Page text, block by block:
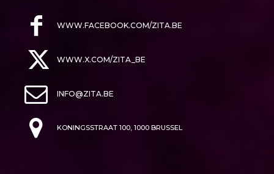
WWW.FACEBOOK.COM/ZITA.BE
WWW.X.COM/ZITA_BE
INFO@ZITA.BE
KONINGSSTRAAT 100, 1000 BRUSSEL